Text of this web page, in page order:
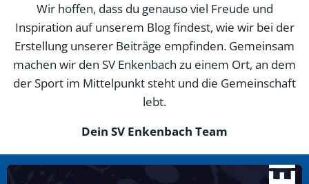
Wir hoffen, dass du genauso viel Freude und
Inspiration auf unserem Blog findest, wie wir bei der
Erstellung unserer Beiträge empfinden. Gemeinsam
machen wir den SV Enkenbach zu einem Ort, an dem
der Sport im Mittelpunkt steht und die Gemeinschaft
lebt.
Dein SV Enkenbach Team